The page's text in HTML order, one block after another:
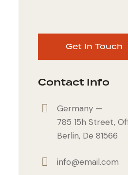
Contact Info
Germany —
785 15h Street,
Berlin, De 81566
info@email.com